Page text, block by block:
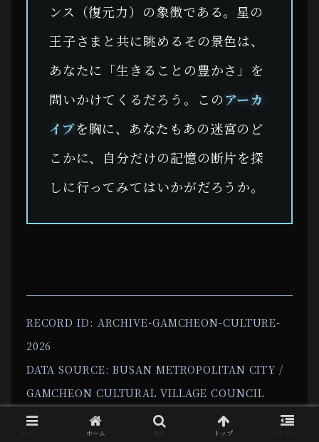
ンス（復元力）の象徴である。星の
王子さまと共に眺めるその景色は、
あなたに「生きることの豊かさ」を
問いかけてくるだろう。このアーカ
イブを胸に、あなたもあの迷宮のど
こかに、自分だけの記憶の断片を探
しに行ってみてはいかがだろうか。
RECORD ID: ARCHIVE-GAMCHEON-CULTURE-
2026
DATA SOURCE: BUSAN METROPOLITAN CITY /
GAMCHEON CULTURAL VILLAGE COUNCIL
DIRECT ACCESS: COORDINATES 35.0933,
ホーム トップ